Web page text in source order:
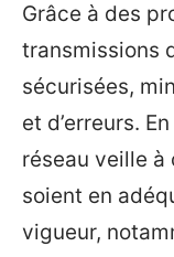
Grâce à des
transmissions
sécurisées,
et d’erreurs.
réseau veille
soient en
vigueur,